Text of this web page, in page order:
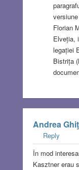
Florian
Elveția,
legației
Bistrița
Andrea
Reply
În mod
Kasztner erau